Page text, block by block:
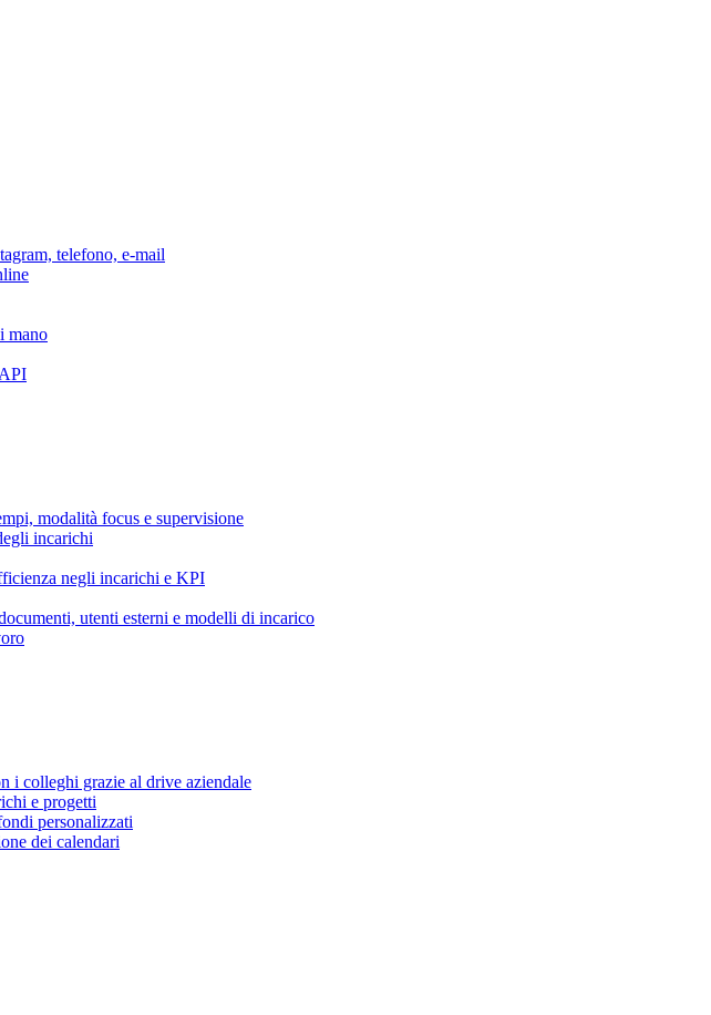
telefono, e-mail
mano
modalità focus e supervisione
incarichi
negli incarichi e KPI
utenti esterni e modelli di incarico
i colleghi grazie al drive aziendale
e progetti
personalizzati
dei calendari